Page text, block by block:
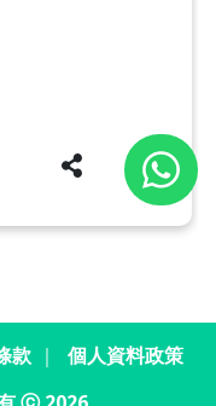
款 ｜ 個人資料政策